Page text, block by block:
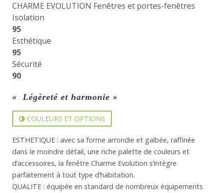
CHARME EVOLUTION Fenêtres et portes-fenêtres
Isolation
95
Esthétique
95
Sécurité
90
« Légèreté et harmonie »
COULEURS ET OPTIONS
ESTHETIQUE : avec sa forme arrondie et galbée, raffinée
dans le moindre détail, une riche palette de couleurs et
d’accessoires, la fenêtre Charme Evolution s’intègre
parfaitement à tout type d’habitation.
QUALITE : équipée en standard de nombreux équipements